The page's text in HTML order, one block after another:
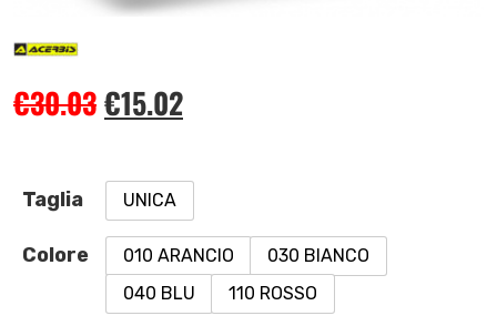
€30.03€15.02
Taglia UNICA
Colore 010 ARANCIO
030 BIANCO
040 BLU
110 ROSSO